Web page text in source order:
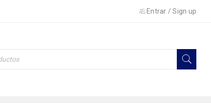
Entrar /Sign up